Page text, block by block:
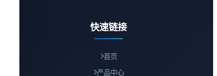
快速链接
首页
产品中心